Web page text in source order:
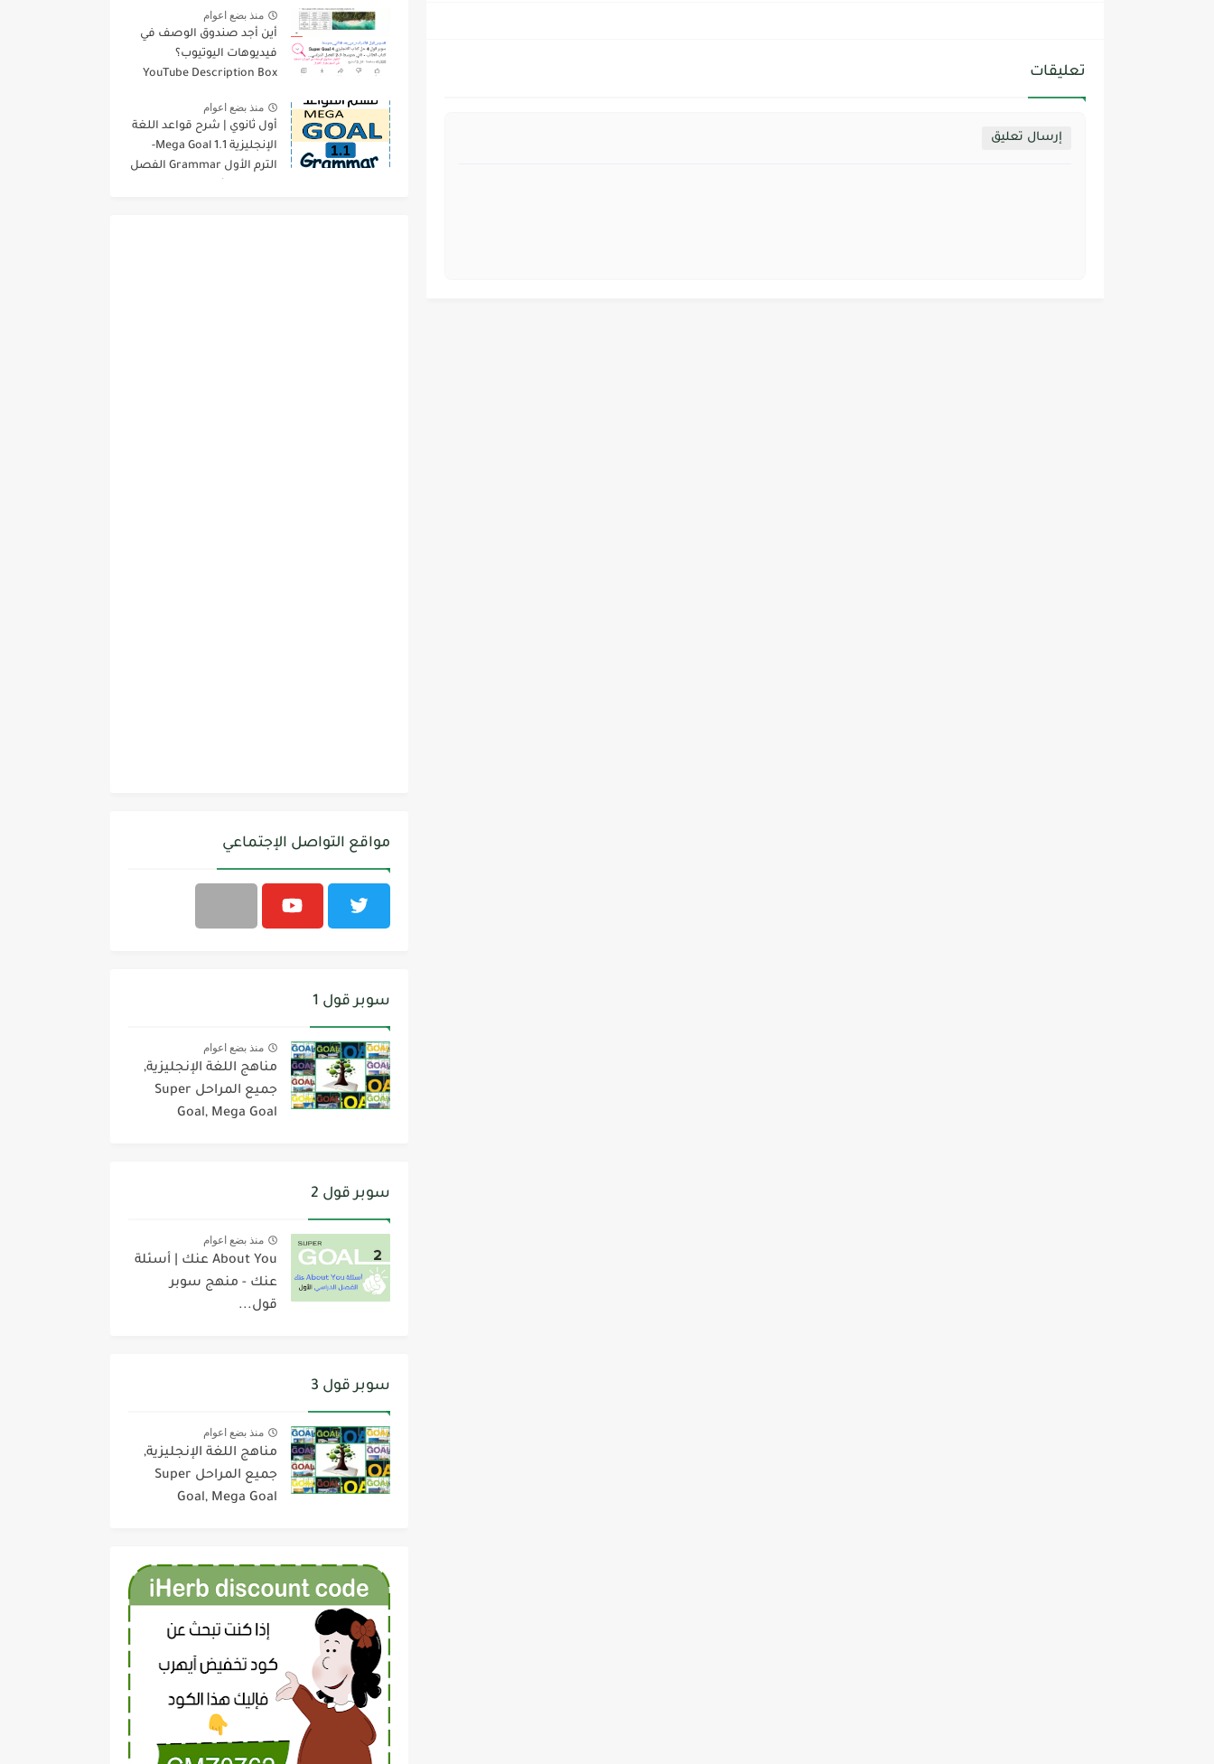
تعليقات
إرسال تعليق
منذ بضع اعوام
أين أجد صندوق الوصف في
فيديوهات اليوتيوب؟
YouTube Description Box
منذ بضع اعوام
أول ثانوي | شرح قواعد اللغة
الإنجليزية 1.1 Mega Goal-
الترم الأول Grammar الفصل
مواقع التواصل الإجتماعي
سوبر قول 1
منذ بضع اعوام
مناهج اللغة الإنجليزية,
جميع المراحل Super
Goal, Mega Goal
سوبر قول 2
منذ بضع اعوام
About You عنك | أسئلة
عنك - منهج سوبر
قول...
سوبر قول 3
منذ بضع اعوام
مناهج اللغة الإنجليزية,
جميع المراحل Super
Goal, Mega Goal